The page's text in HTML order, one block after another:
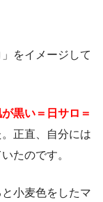
をイメージして
が黒い＝日サロ＝
正直、自分には
たのです。
小麦色をしたマ